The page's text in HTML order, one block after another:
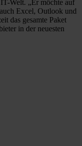
Welt. „Er möchte auf
Excel, Outlook und
das gesamte Paket
in der neuesten